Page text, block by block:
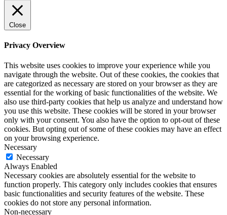
Close
Privacy Overview
This website uses cookies to improve your experience while you
navigate through the website. Out of these cookies, the cookies that
are categorized as necessary are stored on your browser as they are
essential for the working of basic functionalities of the website. We
also use third-party cookies that help us analyze and understand how
you use this website. These cookies will be stored in your browser
only with your consent. You also have the option to opt-out of these
cookies. But opting out of some of these cookies may have an effect
on your browsing experience.
Necessary
Necessary
Always Enabled
Necessary cookies are absolutely essential for the website to
function properly. This category only includes cookies that ensures
basic functionalities and security features of the website. These
cookies do not store any personal information.
Non-necessary